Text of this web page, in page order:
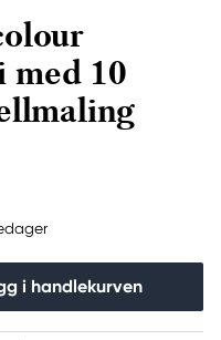
med 10
i handlekurven